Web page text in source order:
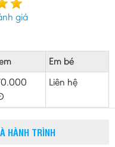
giá
Em bé
Liên hệ
HÀNH TRÌNH